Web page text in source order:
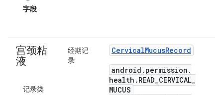
字段
宫颈粘
液
记录类
经期记
录
CervicalMucusRecord
android . permission .
health . READ_CERVICAL_
MUCUS